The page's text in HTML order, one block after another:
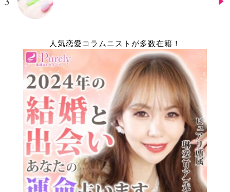
人気恋愛コラムニストが多数在籍！